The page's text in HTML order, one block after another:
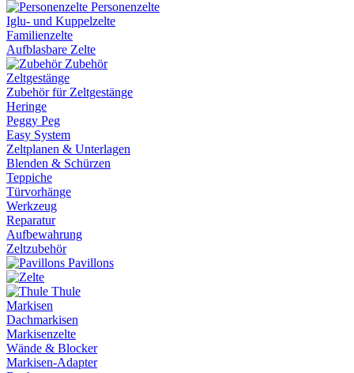
Personenzelte
Iglu- und Kuppelzelte
Familienzelte
Aufblasbare Zelte
Zubehör
Zeltgestänge
Zubehör für Zeltgestänge
Heringe
Peggy Peg
Easy System
Zeltplanen & Unterlagen
Blenden & Schürzen
Teppiche
Türvorhänge
Werkzeug
Reparatur
Aufbewahrung
Zeltzubehör
Pavillons
Thule
Markisen
Dachmarkisen
Markisenzelte
Wände & Blocker
Markisen-Adapter